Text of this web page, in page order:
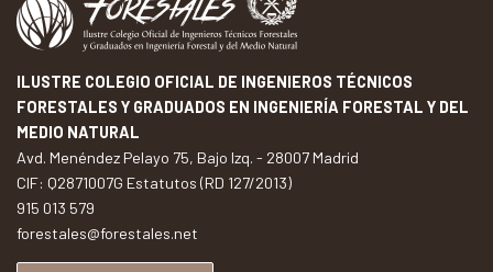
ILUSTRE COLEGIO OFICIAL DE INGENIEROS TÉCNICOS
FORESTALES Y GRADUADOS EN INGENIERÍA FORESTAL Y DEL
MEDIO NATURAL
Avd. Menéndez Pelayo 75, Bajo Izq. - 28007 Madrid
CIF: Q2871007G Estatutos (RD 127/2013)
915 013 579
forestales@forestales.net